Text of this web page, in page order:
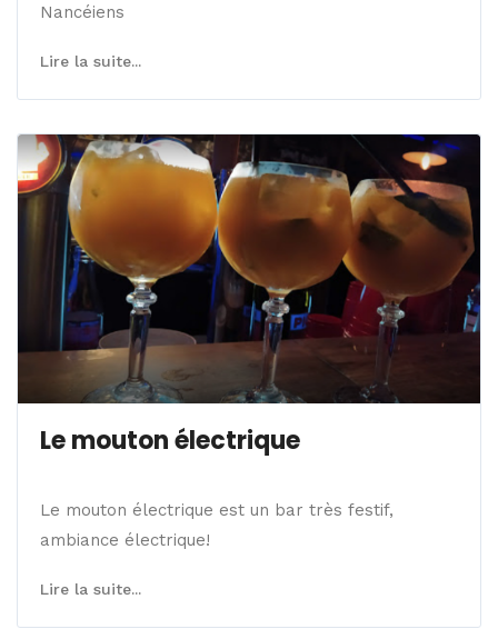
Nancéiens
Lire la suite...
Le mouton électrique
Le mouton électrique est un bar très festif,
ambiance électrique!
Lire la suite...